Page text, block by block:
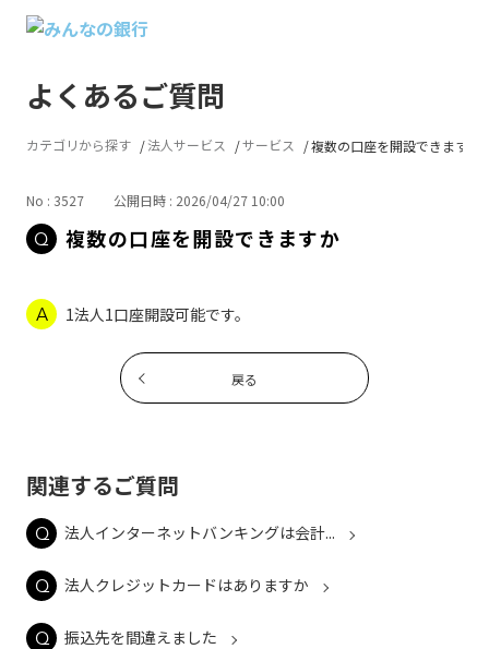
よくあるご質問
カテゴリから探す 法人サービス サービス 複数の口座を開設できますか
No : 3527 公開日時 : 2026/04/27 10:00
複数の口座を開設できますか
1法人1口座開設可能です。
戻る
関連するご質問
法人インターネットバンキングは会計...
法人クレジットカードはありますか
振込先を間違えました